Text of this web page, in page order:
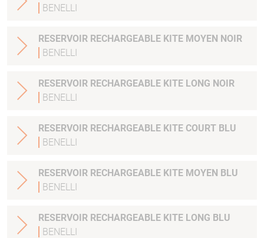
BENELLI
RESERVOIR RECHARGEABLE KITE MOYEN NOIR
BENELLI
RESERVOIR RECHARGEABLE KITE LONG NOIR
BENELLI
RESERVOIR RECHARGEABLE KITE COURT BLU
BENELLI
RESERVOIR RECHARGEABLE KITE MOYEN BLU
BENELLI
RESERVOIR RECHARGEABLE KITE LONG BLU
BENELLI